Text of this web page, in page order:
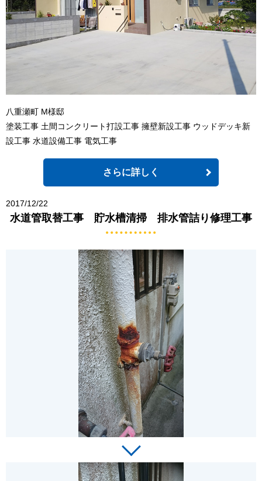
八重瀬町 M様邸
塗装工事 土間コンクリート打設工事 擁壁新設工事 ウッドデッキ新
設工事 水道設備工事 電気工事
さらに詳しく
2017/12/22
水道管取替工事 貯水槽清掃 排水管詰り修理工事